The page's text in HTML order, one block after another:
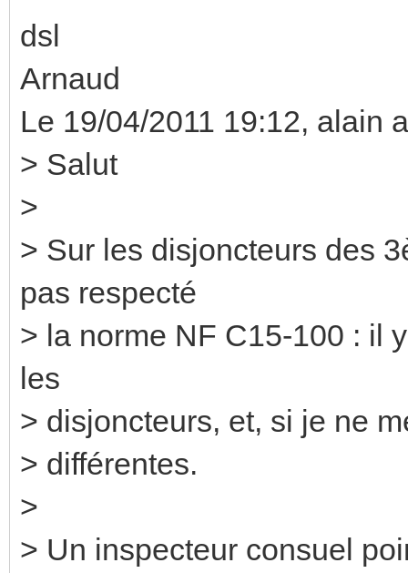
dsl
Arnaud
Le 19/04/2011 19:12, alain
> Salut
>
> Sur les disjoncteurs des
pas respecté
> la norme NF C15-100 : il
les
> disjoncteurs, et, si je ne
> différentes.
>
> Un inspecteur consuel